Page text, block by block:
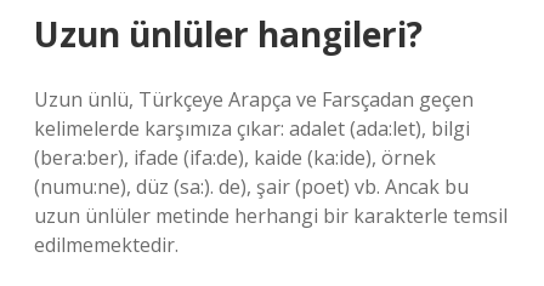
Uzun ünlüler hangileri?
Uzun ünlü, Türkçeye Arapça ve Farsçadan geçen
kelimelerde karşımıza çıkar: adalet (ada:let), bilgi
(bera:ber), ifade (ifa:de), kaide (ka:ide), örnek
(numu:ne), düz (sa:). de), şair (poet) vb. Ancak bu
uzun ünlüler metinde herhangi bir karakterle temsil
edilmemektedir.